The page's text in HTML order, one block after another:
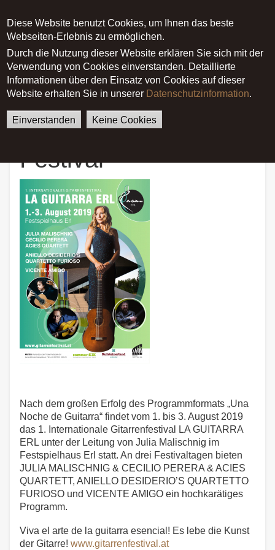
Diese Website benutzt Cookies, um Ihnen das beste
Webseiten-Erlebnis zu ermöglichen.
Durch die Nutzung dieser Website erklären Sie sich mit der
Verwendung von Cookies einverstanden. Detaillierte
Informationen über den Einsatz von Cookies auf dieser
Website erhalten Sie in unserer Datenschutzinformation.
Einverstanden Keine Cookies
Main menu
German English
Startseite
News
1. La Guitarra Erl Festival
Festival
Nach dem großen Erfolg des Programmformats „Una
Noche de Guitarra“ findet vom 1. bis 3. August 2019
das 1. Internationale Gitarrenfestival LA GUITARRA
ERL unter der Leitung von Julia Malischnig im
Festspielhaus Erl statt. An drei Festivaltagen bieten
JULIA MALISCHNIG & CECILIO PERERA & ACIES
QUARTETT, ANIELLO DESIDERIO’S QUARTETTO
FURIOSO und VICENTE AMIGO ein hochkarätiges
Programm.
Viva el arte de la guitarra esencial! Es lebe die Kunst
der Gitarre! www.gitarrenfestival.at